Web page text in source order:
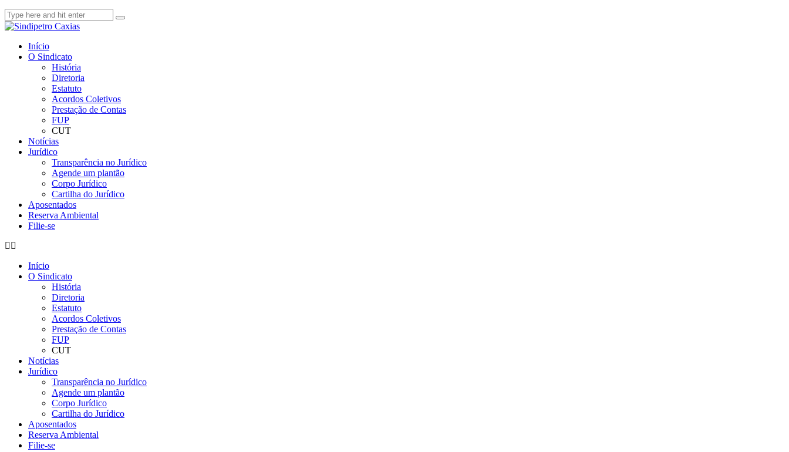
Início
O Sindicato
História
Diretoria
Estatuto
Acordos Coletivos
Prestação de Contas
FUP
CUT
Notícias
Jurídico
Transparência no Jurídico
Agende um plantão
Corpo Jurídico
Cartilha do Jurídico
Aposentados
Reserva Ambiental
Filie-se
Início
O Sindicato
História
Diretoria
Estatuto
Acordos Coletivos
Prestação de Contas
FUP
CUT
Notícias
Jurídico
Transparência no Jurídico
Agende um plantão
Corpo Jurídico
Cartilha do Jurídico
Aposentados
Reserva Ambiental
Filie-se